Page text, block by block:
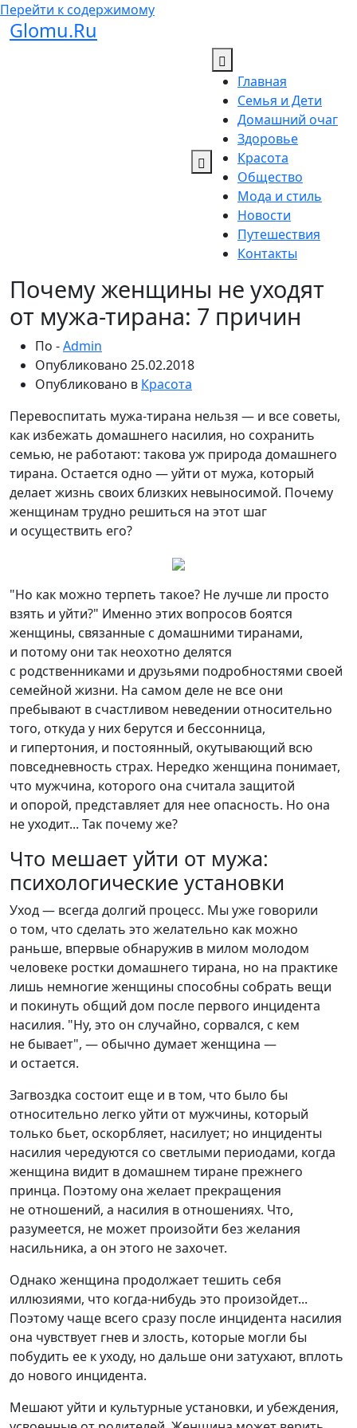
Перейти к содержимому
Glomu.Ru
Главная
Семья и Дети
Домашний очаг
Здоровье
Красота
Общество
Мода и стиль
Новости
Путешествия
Контакты
Почему женщины не уходят
от мужа-тирана: 7 причин
По -Admin
Опубликовано 25.02.2018
Опубликовано в Красота
Перевоспитать мужа-тирана нельзя — и все советы,
как избежать домашнего насилия, но сохранить
семью, не работают: такова уж природа домашнего
тирана. Остается одно — уйти от мужа, который
делает жизнь своих близких невыносимой. Почему
женщинам трудно решиться на этот шаг
и осуществить его?
"Но как можно терпеть такое? Не лучше ли просто
взять и уйти?" Именно этих вопросов боятся
женщины, связанные с домашними тиранами,
и потому они так неохотно делятся
с родственниками и друзьями подробностями своей
семейной жизни. На самом деле не все они
пребывают в счастливом неведении относительно
того, откуда у них берутся и бессонница,
и гипертония, и постоянный, окутывающий всю
повседневность страх. Нередко женщина понимает,
что мужчина, которого она считала защитой
и опорой, представляет для нее опасность. Но она
не уходит... Так почему же?
Что мешает уйти от мужа:
психологические установки
Уход — всегда долгий процесс. Мы уже говорили
о том, что сделать это желательно как можно
раньше, впервые обнаружив в милом молодом
человеке ростки домашнего тирана, но на практике
лишь немногие женщины способны собрать вещи
и покинуть общий дом после первого инцидента
насилия. "Ну, это он случайно, сорвался, с кем
не бывает", — обычно думает женщина —
и остается.
Загвоздка состоит еще и в том, что было бы
относительно легко уйти от мужчины, который
только бьет, оскорбляет, насилует; но инциденты
насилия чередуются со светлыми периодами, когда
женщина видит в домашнем тиране прежнего
принца. Поэтому она желает прекращения
не отношений, а насилия в отношениях. Что,
разумеется, не может произойти без желания
насильника, а он этого не захочет.
Однако женщина продолжает тешить себя
иллюзиями, что когда-нибудь это произойдет...
Поэтому чаще всего сразу после инцидента насилия
она чувствует гнев и злость, которые могли бы
побудить ее к уходу, но дальше они затухают, вплоть
до нового инцидента.
Мешают уйти и культурные установки, и убеждения,